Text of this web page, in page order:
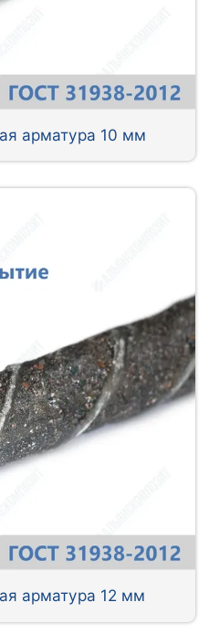
арматура 10 мм
арматура 12 мм